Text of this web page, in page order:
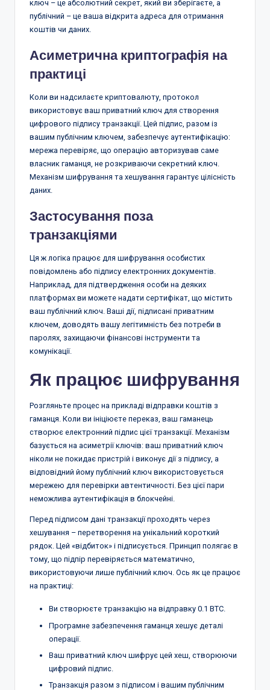
ключ – це абсолютний секрет, який ви зберігаєте, а
публічний – це ваша відкрита адреса для отримання
коштів чи даних.
Асиметрична криптографія на
практиці
Коли ви надсилаєте криптовалюту, протокол
використовує ваш приватний ключ для створення
цифрового підпису транзакції. Цей підпис, разом із
вашим публічним ключем, забезпечує аутентифікацію:
мережа перевіряє, що операцію авторизував саме
власник гаманця, не розкриваючи секретний ключ.
Механізм шифрування та хешування гарантує цілісність
даних.
Застосування поза
транзакціями
Ця ж логіка працює для шифрування особистих
повідомлень або підпису електронних документів.
Наприклад, для підтвердження особи на деяких
платформах ви можете надати сертифікат, що містить
ваш публічний ключ. Ваші дії, підписані приватним
ключем, доводять вашу легітимність без потреби в
паролях, захищаючи фінансові інструменти та
комунікації.
Як працює шифрування
Розгляньте процес на прикладі відправки коштів з
гаманця. Коли ви ініціюєте переказ, ваш гаманець
створює електронний підпис цієї транзакції. Механізм
базується на асиметрії ключів: ваш приватний ключ
ніколи не покидає пристрій і виконує дії з підпису, а
відповідний йому публічний ключ використовується
мережею для перевірки автентичності. Без цієї пари
неможлива аутентифікація в блокчейні.
Перед підписом дані транзакції проходять через
хешування – перетворення на унікальний короткий
рядок. Цей «відбиток» і підписується. Принцип полягає в
тому, що підпір перевіряється математично,
використовуючи лише публічний ключ. Ось як це працює
на практиці:
Ви створюєте транзакцію на відправку 0.1 BTC.
Програмне забезпечення гаманця хешує деталі
операції.
Ваш приватний ключ шифрує цей хеш, створюючи
цифровий підпис.
Транзакція разом з підписом і вашим публічним